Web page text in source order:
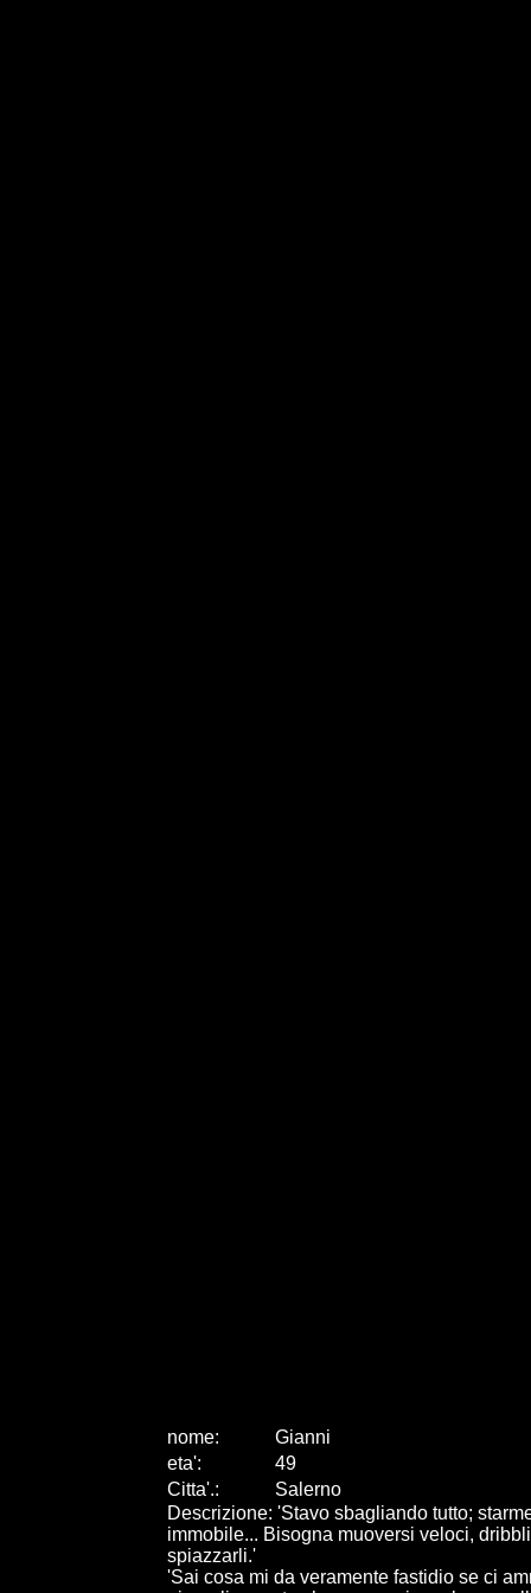
nome:
Gianni
eta':
49
Citta'.:
Salerno
Descrizione: 'Stavo sbagliando tutto;
immobile... Bisogna muoversi veloci,
spiazzarli.'
'Sai cosa mi da veramente fastidio se ci